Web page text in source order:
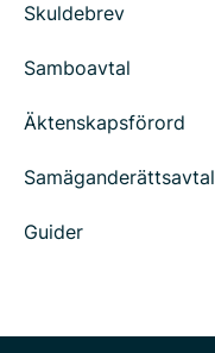
Skuldebrev
Samboavtal
Äktenskapsförord
Samäganderättsavtal
Guider